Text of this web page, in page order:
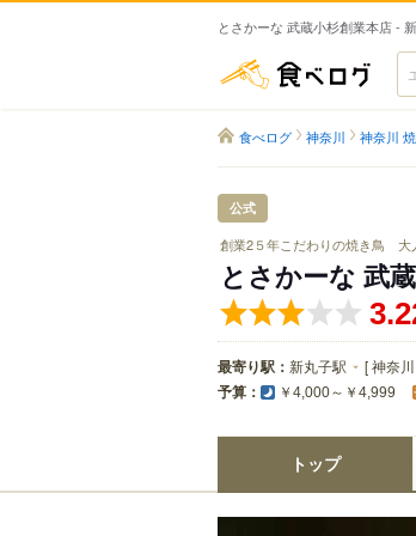
とさかーな 武蔵小杉創業本店 -
食べ
食べログ 神奈川 神奈川
公式
創業2５年こだわりの焼き鳥 大
とさかーな 武
最寄り駅： 新丸子駅 [神奈川
予算： ￥4,000～￥4,999
トップ